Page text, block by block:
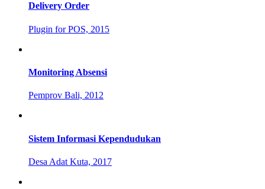
Delivery Order
Plugin for POS, 2015
Monitoring Absensi
Pemprov Bali, 2012
Sistem Informasi Kependudukan
Desa Adat Kuta, 2017